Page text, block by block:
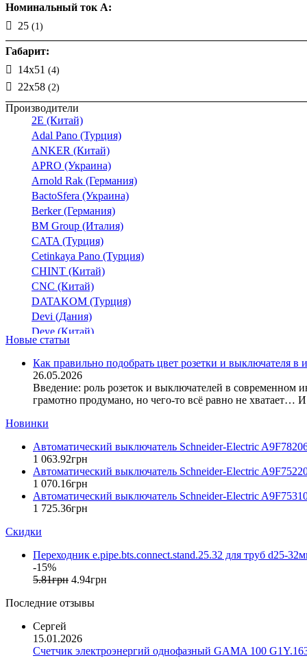
Номинальный ток A:
25 (1)
Габарит:
14x51 (4)
22х58 (2)
Производители
2E (Китай)
Adal Pano (Турция)
ANKER (Китай)
APRO (Украина)
Arnold Rak (Германия)
BactoSfera (Украина)
Berker (Германия)
BM Group (Италия)
CATA (Турция)
Cetinkaya Pano (Турция)
CHINT (Китай)
CNC (Китай)
DATAKOM (Турция)
Devi (Дания)
Deye (Китай)
DigiTop (Украина)
DKC (Украина)
Dyness (Китай)
E.NEXT (Украина)
EAE Electric
Eastron (Китай)
ElectrO (Украина)
Eleks (Украина)
Entes (Турция)
EON (Таиланд)
ETI (Словения)
ETREL (Словения)
Extherm (Германия)
F&F (Польша)
FRER (Италия)
FS (Украина)
GAMA (Украина)
GENERICA (Китай)
Новые статьи
Как правильно подобрать цвет розетки и выключателя в
26.05.2026
Введение: роль розеток и выключателей в современном
грамотно продумано, но чего-то всё равно не хватает…
Новинки
Автоматический выключатель Schneider-Electric
1 063.92грн
Автоматический выключатель Schneider-Electric
1 070.16грн
Автоматический выключатель Schneider-Electric
1 725.36грн
Скидки
Переходник e.pipe.bts.connect.stand.25.32 для труб d25-
-15%
5.81грн 4.94грн
Последние отзывы
Сергей
15.01.2026
Счетчик электроэнергий однофазный GAMA 100